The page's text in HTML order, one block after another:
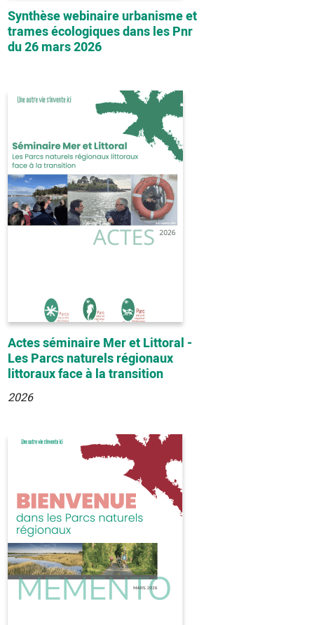
Synthèse webinaire urbanisme et
trames écologiques dans les Pnr
du 26 mars 2026
Actes séminaire Mer et Littoral -
Les Parcs naturels régionaux
littoraux face à la transition
2026